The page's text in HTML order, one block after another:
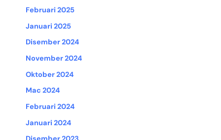
Februari 2025
Januari 2025
Disember 2024
November 2024
Oktober 2024
Mac 2024
Februari 2024
Januari 2024